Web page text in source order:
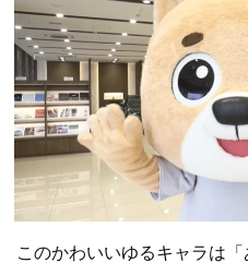
このかわいいゆるキャラは